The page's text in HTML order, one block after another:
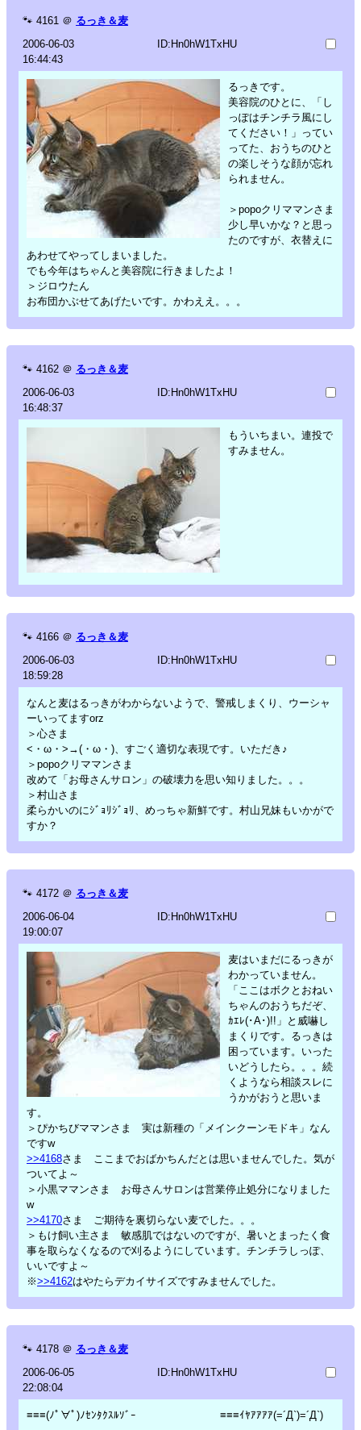
🐾 4161 ＠ るっき＆麦
2006-06-03
16:44:43
ID:Hn0hW1TxHU
るっきです。
美容院のひとに、「し
っぽはチンチラ風にし
てください！」ってい
ってた、おうちのひと
の楽しそうな顔が忘れ
られません。
＞popoクリママンさま
少し早いかな？と思っ
たのですが、衣替えに
あわせてやってしまいました。
でも今年はちゃんと美容院に行きましたよ！
＞ジロウたん
お布団かぶせてあげたいです。かわええ。。。
🐾 4162 ＠ るっき＆麦
2006-06-03
16:48:37
ID:Hn0hW1TxHU
もういちまい。連投で
すみません。
🐾 4166 ＠ るっき＆麦
2006-06-03
18:59:28
ID:Hn0hW1TxHU
なんと麦はるっきがわからないようで、警戒しまくり、ウーシャ
ーいってますorz
＞心さま
<・ω・>→(・ω・)、すごく適切な表現です。いただき♪
＞popoクリママンさま
改めて「お母さんサロン」の破壊力を思い知りました。。。
＞村山さま
柔らかいのにｼﾞｮﾘｼﾞｮﾘ、めっちゃ新鮮です。村山兄妹もいかがで
すか？
🐾 4172 ＠ るっき＆麦
2006-06-04
19:00:07
ID:Hn0hW1TxHU
麦はいまだにるっきが
わかっていません。
「ここはボクとおねい
ちゃんのおうちだぞ、
ｶｴﾚ(･A･)!!」と威嚇し
まくりです。るっきは
困っています。いった
いどうしたら。。。続
くようなら相談スレに
うかがおうと思いま
す。
＞ぴかちびママンさま 実は新種の「メインクーンモドキ」なん
ですw
>>4168さま ここまでおばかちんだとは思いませんでした。気が
ついてよ～
＞小黒ママンさま お母さんサロンは営業停止処分になりました
w
>>4170さま ご期待を裏切らない麦でした。。。
＞もけ飼い主さま 敏感肌ではないのですが、暑いとまったく食
事を取らなくなるので刈るようにしています。チンチラしっぽ、
いいですよ～
※>>4162はやたらデカイサイズですみませんでした。
🐾 4178 ＠ るっき＆麦
2006-06-05
22:08:04
ID:Hn0hW1TxHU
≡≡≡(ﾉﾟ∀ﾟ)ﾉｾﾝﾀｸｽﾙｿﾞｰ ≡≡≡ｲﾔｱｱｱｱ(=´Д`)=´Д`)